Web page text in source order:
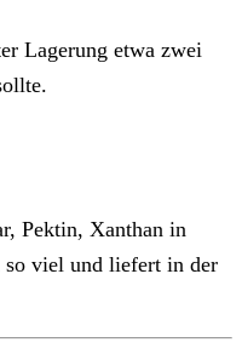
Lagerung etwa zwei
Pektin, Xanthan in
viel und liefert in der